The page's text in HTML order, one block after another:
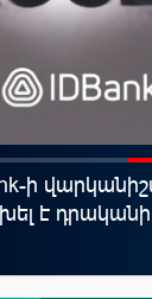
ի
է դրականի